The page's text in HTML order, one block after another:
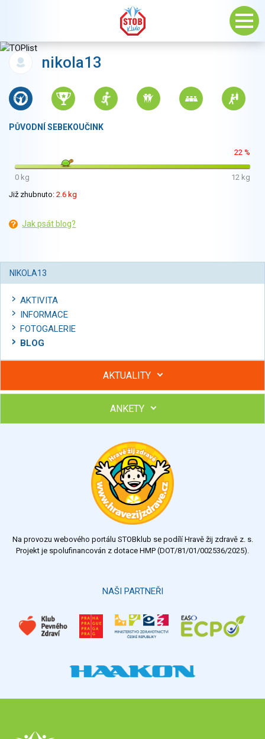
nikola13
PŮVODNÍ SEBEKOUČINK
22 %
0 kg
12 kg
Již zhubnuto: 2.6 kg
Jak psát blog?
NIKOLA13
AKTIVITA
INFORMACE
FOTOGALERIE
BLOG
AKTUALITY
Hubněte s podporou lektorky a skupiny v kurzech STOBu
Chcete poradit s hubnutím? Najděte si odborníka STOBu ve
ANKETY
Výsledky Všechny ankety
Na provozu webového portálu STOBklub se podílí Hravě žij zdravě z. s.
Projekt je spolufinancován z dotace HMP (DOT/81/01/002536/2025).
NAŠI PARTNEŘI